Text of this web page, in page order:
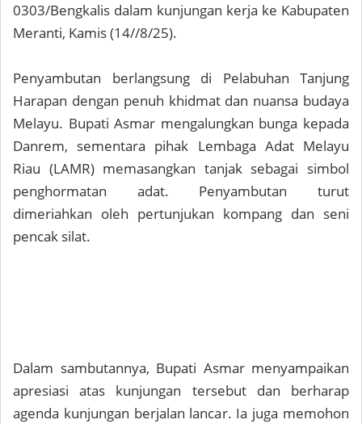
0303/Bengkalis dalam kunjungan kerja ke Kabupaten
Meranti, Kamis (14//8/25).
Penyambutan berlangsung di Pelabuhan Tanjung
Harapan dengan penuh khidmat dan nuansa budaya
Melayu. Bupati Asmar mengalungkan bunga kepada
Danrem, sementara pihak Lembaga Adat Melayu
Riau (LAMR) memasangkan tanjak sebagai simbol
penghormatan adat. Penyambutan turut
dimeriahkan oleh pertunjukan kompang dan seni
pencak silat.
Dalam sambutannya, Bupati Asmar menyampaikan
apresiasi atas kunjungan tersebut dan berharap
agenda kunjungan berjalan lancar. Ia juga memohon